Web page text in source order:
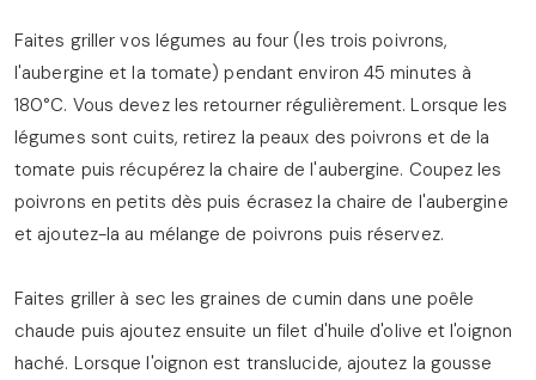
Faites griller vos légumes au four (les trois poivrons,
l'aubergine et la tomate) pendant environ 45 minutes à
180°C. Vous devez les retourner régulièrement. Lorsque les
légumes sont cuits, retirez la peaux des poivrons et de la
tomate puis récupérez la chaire de l'aubergine. Coupez les
poivrons en petits dès puis écrasez la chaire de l'aubergine
et ajoutez-la au mélange de poivrons puis réservez.
Faites griller à sec les graines de cumin dans une poêle
chaude puis ajoutez ensuite un filet d'huile d'olive et l'oignon
haché. Lorsque l'oignon est translucide, ajoutez la gousse